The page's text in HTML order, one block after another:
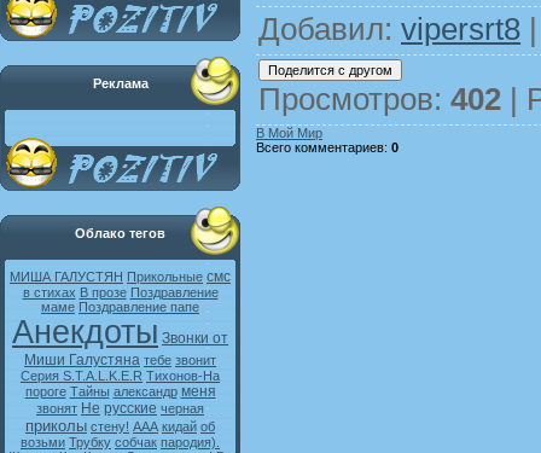
Реклама
Облако тегов
МИША ГАЛУСТЯН Прикольные смс
в стихах В прозе Поздравление
маме Поздравление папе
Анекдоты Звонки от
Миши Галустяна тебе звонит
Серия S.T.A.L.K.E.R Тихонов-На
пороге Тайны александр меня
звонят Не русские черная
приколы стену! ААА кидай об
возьми Трубку собчак пародия).
Добавил: vipersrt8 |
Просмотров: 402 |
В Мой Мир
Всего комментариев: 0